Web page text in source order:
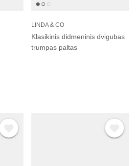
LINDA & CO
Klasikinis didmeninis dvigubas
trumpas paltas